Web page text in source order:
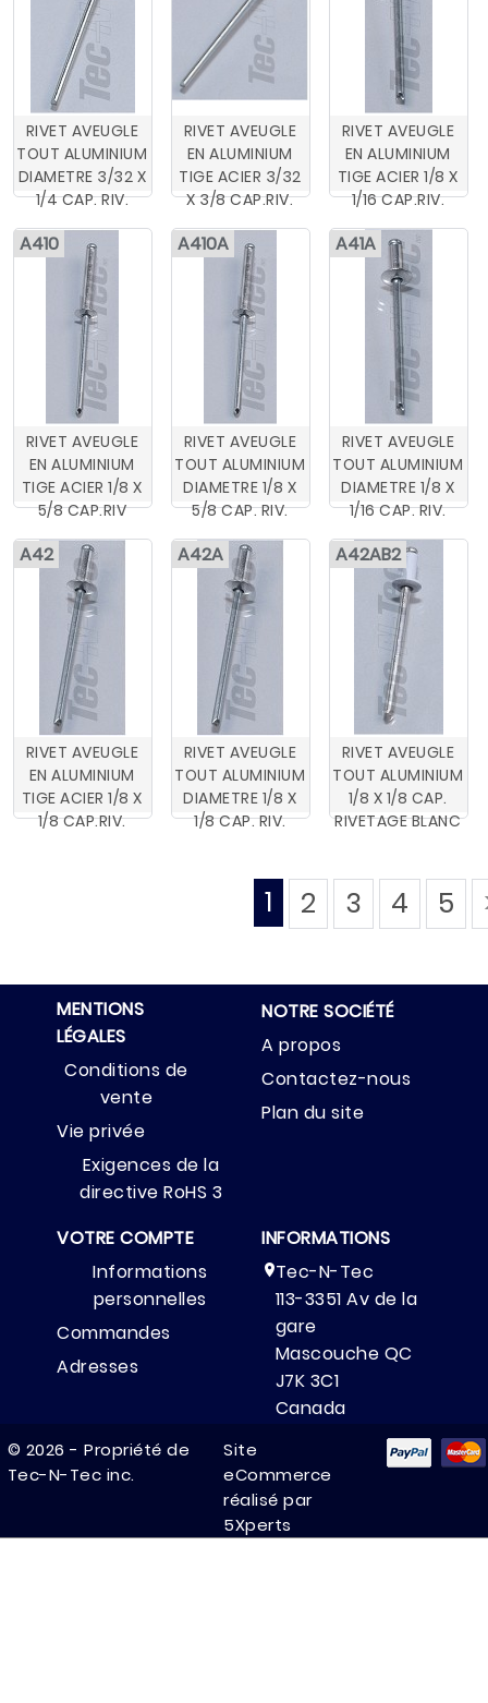
RIVET AVEUGLE
TOUT ALUMINIUM
DIAMETRE 3/32 X
1/4 CAP. RIV.
RIVET AVEUGLE
EN ALUMINIUM
TIGE ACIER 3/32
X 3/8 CAP.RIV.
RIVET AVEUGLE
EN ALUMINIUM
TIGE ACIER 1/8 X
1/16 CAP.RIV.
RIVET AVEUGLE
EN ALUMINIUM
TIGE ACIER 1/8 X
5/8 CAP.RIV
A410
RIVET AVEUGLE
TOUT ALUMINIUM
DIAMETRE 1/8 X
5/8 CAP. RIV.
A410A
RIVET AVEUGLE
TOUT ALUMINIUM
DIAMETRE 1/8 X
1/16 CAP. RIV.
A41A
RIVET AVEUGLE
EN ALUMINIUM
TIGE ACIER 1/8 X
1/8 CAP.RIV.
A42
RIVET AVEUGLE
TOUT ALUMINIUM
DIAMETRE 1/8 X
1/8 CAP. RIV.
A42A
RIVET AVEUGLE
TOUT ALUMINIUM
1/8 X 1/8 CAP.
RIVETAGE BLANC
A42AB2
1 2 3 4 5
MENTIONS
LÉGALES
Conditions de
vente
Vie privée
Exigences de la
directive RoHS 3
NOTRE SOCIÉTÉ
A propos
Contactez-nous
Plan du site
VOTRE COMPTE
Informations
personnelles
Commandes
Adresses
INFORMATIONS
Tec-N-Tec
113-3351 Av de la
gare
Mascouche QC
J7K 3C1
Canada
(514) 325-7777
(514) 325-0282
pro@tec-n-
tec.com
© 2026 - Propriété de
Tec-N-Tec inc.
Site
eCommerce
réalisé par
5Xperts